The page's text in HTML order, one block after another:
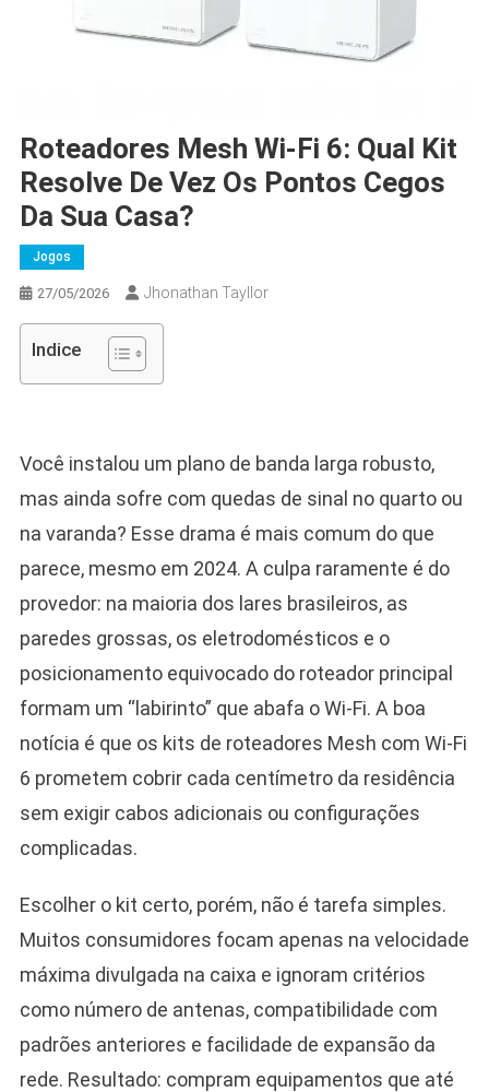
Roteadores Mesh Wi-Fi 6: Qual Kit
Resolve De Vez Os Pontos Cegos
Da Sua Casa?
Jogos
27/05/2026 Jhonathan Tayllor
Indice
Você instalou um plano de banda larga robusto,
mas ainda sofre com quedas de sinal no quarto ou
na varanda? Esse drama é mais comum do que
parece, mesmo em 2024. A culpa raramente é do
provedor: na maioria dos lares brasileiros, as
paredes grossas, os eletrodomésticos e o
posicionamento equivocado do roteador principal
formam um “labirinto” que abafa o Wi-Fi. A boa
notícia é que os kits de roteadores Mesh com Wi-Fi
6 prometem cobrir cada centímetro da residência
sem exigir cabos adicionais ou configurações
complicadas.
Escolher o kit certo, porém, não é tarefa simples.
Muitos consumidores focam apenas na velocidade
máxima divulgada na caixa e ignoram critérios
como número de antenas, compatibilidade com
padrões anteriores e facilidade de expansão da
rede. Resultado: compram equipamentos que até